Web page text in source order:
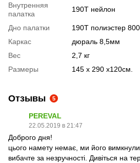
Внутренняя
палатка
190T нейлон
Дно палатки
190T полиэстер
Каркас
дюраль 8,5мм
Вес
2,7 кг
Размеры
145 х 290 х120см.
Отзывы 5
PEREVAL
22.05.2019 в 21:47
Доброго дня!
цього намету немає, ми його вимкнули
вибачте за незручності. Дивіться на